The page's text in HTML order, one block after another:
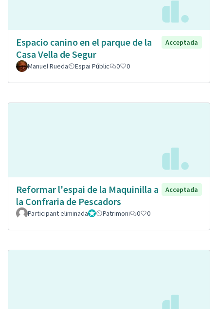
Espacio canino en el parque de la
Casa Vella de Segur
Acceptada
Manuel Rueda Espai Públic 0 0
Reformar l'espai de la Maquinilla a
la Confraria de Pescadors
Acceptada
Participant eliminadaAdministrador
Patrimoni 0 0